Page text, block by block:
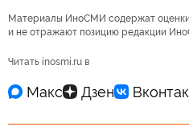
Материалы ИноСМИ содержат
и не отражают позицию редакции
Читать inosmi.ru в